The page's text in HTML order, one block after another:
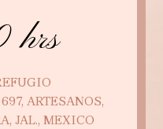
hrs
ARTESANOS,
JAL., MEXICO